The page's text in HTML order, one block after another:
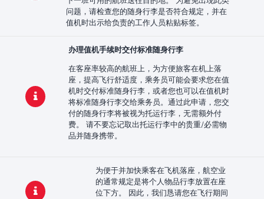
问题，请检查您的随身行李是否符合规定，并在
值机时出示给负责的工作人员粘贴标签。
办理值机手续时交付标准随身行李
在客座率较高的航班上，为方便旅客在机上落
座，提高飞行舒适度，乘务员可能会要求您在值
机时交付标准随身行李，或者您也可以在值机时
将标准随身行李交给乘务员。通过此申请，您交
付的随身行李将被视为托运行李，无需额外付
费。 请不要忘记取出托运行李中的贵重/必需物
品并随身携带。
为便于并加快乘客在飞机落座，航空业
的通常规定是将个人物品行李放置在座
位下方。 因此，我们恳请您在飞行期间